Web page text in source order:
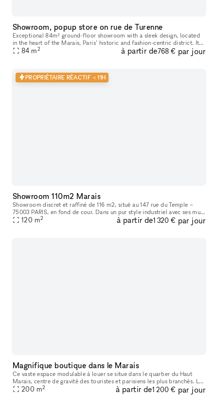
Showroom, popup store on rue de Turenne
Exceptional 84m² ground-floor showroom with a sleek design, located
in the heart of the Marais, Paris’ historic and fashion-centric district. Its
prime location and flexible layout make it ideal for
84 m2 à partir de768 € par jour
PROPRIÉTAIRE RÉACTIF < 11H
Showroom 110m2 Marais
Showroom discret et raffiné de 116 m2, situé au 147 rue du Temple –
75003 PARIS, en fond de cour. Dans un pur style industriel avec ses murs
blancs et son sol en béton, il bénéficie d’une lumière du
120 m2 à partir de1 320 € par jour
Magnifique boutique dans le Marais
Ce vaste espace modulable à louer se situe dans le quartier du Haut
Marais, centre de gravité des touristes et parisiens les plus branchés. Les
boutiques y sont pointues, les bars et restaurants, con
200 m2 à partir de1 200 € par jour